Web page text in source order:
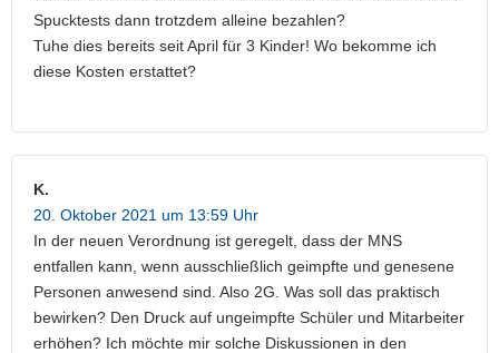
Spucktests dann trotzdem alleine bezahlen?
Tuhe dies bereits seit April für 3 Kinder! Wo bekomme ich
diese Kosten erstattet?
K.
20. Oktober 2021 um 13:59 Uhr
In der neuen Verordnung ist geregelt, dass der MNS
entfallen kann, wenn ausschließlich geimpfte und genesene
Personen anwesend sind. Also 2G. Was soll das praktisch
bewirken? Den Druck auf ungeimpfte Schüler und Mitarbeiter
erhöhen? Ich möchte mir solche Diskussionen in den